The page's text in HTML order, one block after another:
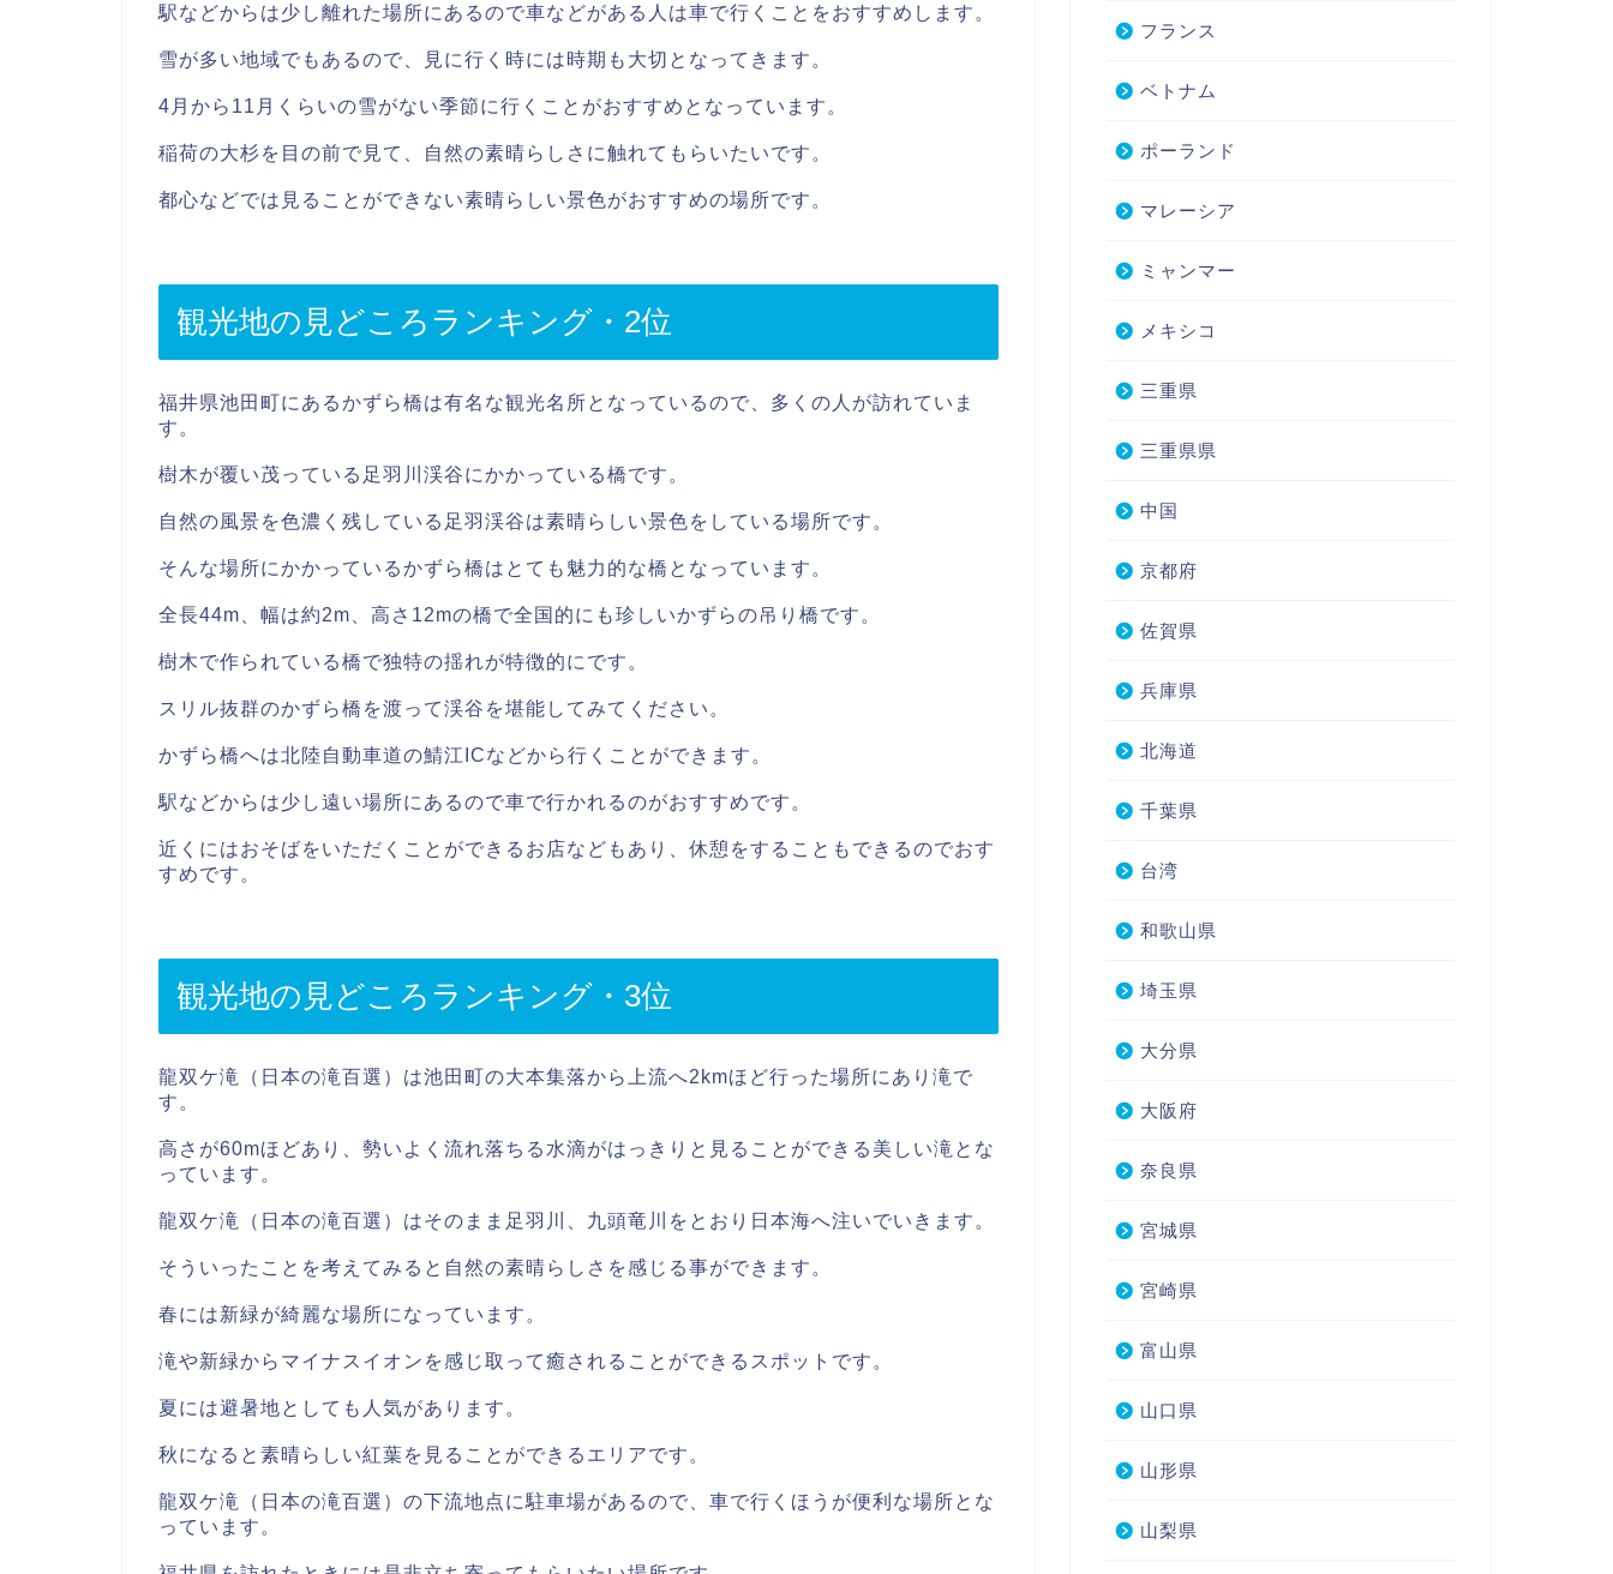
駅などからは少し離れた場所にあるので車などがある人は車で行くことをおすすめします。
雪が多い地域でもあるので、見に行く時には時期も大切となってきます。
4月から11月くらいの雪がない季節に行くことがおすすめとなっています。
稲荷の大杉を目の前で見て、自然の素晴らしさに触れてもらいたいです。
都心などでは見ることができない素晴らしい景色がおすすめの場所です。
観光地の見どころランキング・2位
福井県池田町にあるかずら橋は有名な観光名所となっているので、多くの人が訪れていま
す。
樹木が覆い茂っている足羽川渓谷にかかっている橋です。
自然の風景を色濃く残している足羽渓谷は素晴らしい景色をしている場所です。
そんな場所にかかっているかずら橋はとても魅力的な橋となっています。
全長44m、幅は約2m、高さ12mの橋で全国的にも珍しいかずらの吊り橋です。
樹木で作られている橋で独特の揺れが特徴的にです。
スリル抜群のかずら橋を渡って渓谷を堪能してみてください。
かずら橋へは北陸自動車道の鯖江ICなどから行くことができます。
駅などからは少し遠い場所にあるので車で行かれるのがおすすめです。
近くにはおそばをいただくことができるお店などもあり、休憩をすることもできるのでおす
すめです。
観光地の見どころランキング・3位
龍双ケ滝（日本の滝百選）は池田町の大本集落から上流へ2kmほど行った場所にあり滝で
す。
高さが60mほどあり、勢いよく流れ落ちる水滴がはっきりと見ることができる美しい滝とな
っています。
龍双ケ滝（日本の滝百選）はそのまま足羽川、九頭竜川をとおり日本海へ注いでいきます。
そういったことを考えてみると自然の素晴らしさを感じる事ができます。
春には新緑が綺麗な場所になっています。
滝や新緑からマイナスイオンを感じ取って癒されることができるスポットです。
夏には避暑地としても人気があります。
秋になると素晴らしい紅葉を見ることができるエリアです。
龍双ケ滝（日本の滝百選）の下流地点に駐車場があるので、車で行くほうが便利な場所とな
っています。
フランス
ベトナム
ポーランド
マレーシア
ミャンマー
メキシコ
三重県
三重県県
中国
京都府
佐賀県
兵庫県
北海道
千葉県
台湾
和歌山県
埼玉県
大分県
大阪府
奈良県
宮城県
宮崎県
富山県
山口県
山形県
山梨県